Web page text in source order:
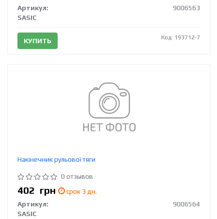
Артикул:
9006563
SASIC
КУПИТЬ Код: 193712-7
Накінечник рульової тяги
0 отзывов
402 грн
срок 3 дн.
Артикул:
9006564
SASIC